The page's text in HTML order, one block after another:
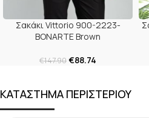
Σακάκι Vittorio 900-2223-
BONARTE Brown
€147.90€88.74
ΚΑΤΑΣΤΗΜΑ ΠΕΡΙΣΤΕΡΙΟΥ